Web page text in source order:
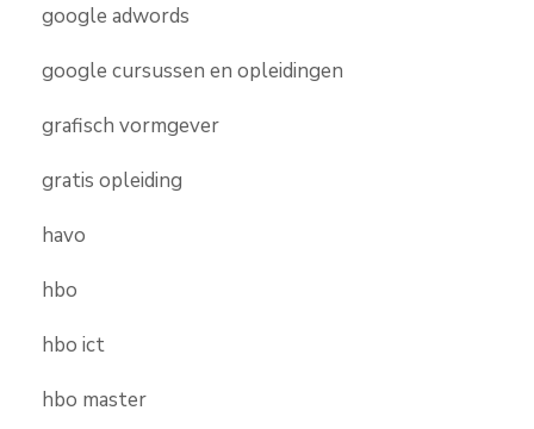
google adwords
google cursussen en opleidingen
grafisch vormgever
gratis opleiding
havo
hbo
hbo ict
hbo master